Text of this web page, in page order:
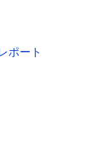
ポート